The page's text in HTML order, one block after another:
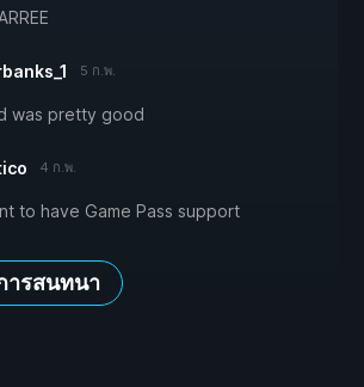
5 ก.พ.
was pretty good
4 ก.พ.
to have Game Pass support
ารสนทนา